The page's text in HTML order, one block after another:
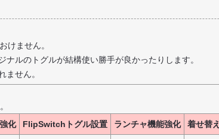
けません。
ナルのトグルが結構使い勝手が良かったりします。
ません。
化
FlipSwitchトグル設置 ランチャ機能強化 着せ替え